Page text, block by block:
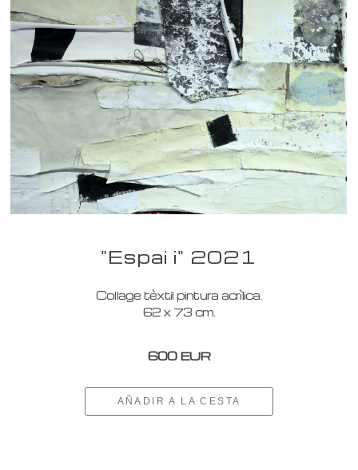
"Espai i" 2021
Collage tèxtil pintura acrìlica.
62 x 73 cm.
600 EUR
AÑADIR A LA CESTA